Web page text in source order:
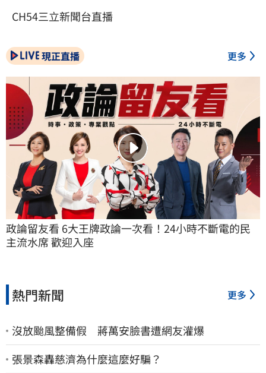
CH54三立新聞台直播
現正直播 更多
政論留友看 6大王牌政論一次看！24小時不斷電的民
主流水席 歡迎入座
熱門新聞 更多
沒放颱風整備假 蔣萬安臉書遭網友灌爆
張景森轟慈濟為什麼這麼好騙？